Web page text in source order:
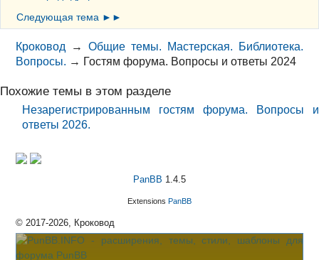
Следующая тема ►►
Кроковод →Общие темы. Мастерская. Библиотека.
Вопросы. → Гостям форума. Вопросы и ответы 2024
Похожие темы в этом разделе
Незарегистрированным гостям форума. Вопросы и
ответы 2026.
PanBB 1.4.5
Extensions PanBB
© 2017-2026, Кроковод